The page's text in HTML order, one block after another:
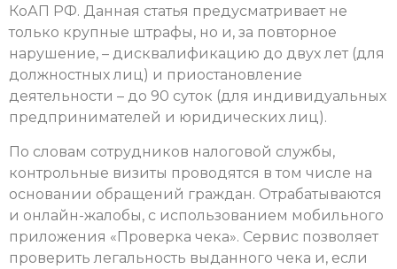
КоАП РФ. Данная статья предусматривает не
только крупные штрафы, но и, за повторное
нарушение, – дисквалификацию до двух лет (для
должностных лиц) и приостановление
деятельности – до 90 суток (для индивидуальных
предпринимателей и юридических лиц).
По словам сотрудников налоговой службы,
контрольные визиты проводятся в том числе на
основании обращений граждан. Отрабатываются
и онлайн-жалобы, с использованием мобильного
приложения «Проверка чека». Сервис позволяет
проверить легальность выданного чека и, если